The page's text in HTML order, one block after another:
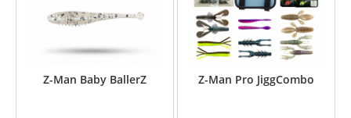
Z-Man Baby BallerZ Z-Man Pro JiggCombo